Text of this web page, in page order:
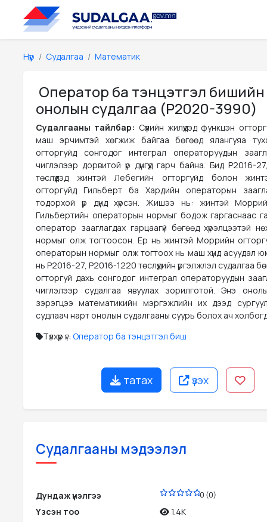
Нүүр Судалгаа Математик
Оператор ба тэнцэтгэл бишийн
онолын судалгаа (P2020-3990)
Судалгааны тайлбар: Сүүлийн жилүүдэд функцэн
маш эрчимтэй хөгжиж байгаа бөгөөд ялангуяа
огторгуйд сонгодог интеграл операторуудын
чиглэлээр дорвитой үр дүнгүүд гарч байна. Бид P2016-
төслүүдэд жинтэй Лебегийн огторгуйд болон
огторгуйд Гильберт ба Хардийн операторын
тодорхой үр дүнд хүрсэн. Жишээ нь: жинтэй
Гильбертийн операторын нормыг бодож гаргаснаас
оператор зааглагдах гарцаагүй бөгөөд хүрэлцээтэй
нормыг олж тогтоосон. Ер нь жинтэй Моррийн
операторын нормыг олж тогтоох нь маш хүнд асуудал юм.
нь P2016-27, P2016-1220 төслүүдийн үргэлжлэл судалгаа
огторгуй дахь сонгодог интеграл операторуудын
чиглэлээр судалгаа явуулах зорилготой. Энэ
зэрэгцээ математикийн мэргэжлийн их дээд
судлаач нарт онолын судалгааны суурь болох ач
Түлхүүр үг: Оператор ба тэнцэтгэл биш
татах үзэх
Судалгааны мэдээлэл
Дундаж үнэлгээ 0 (0)
Үзсэн тоо
1.4K